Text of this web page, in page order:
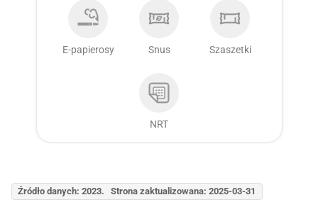
E-papierosy Snus Szaszetki
NRT
Źródło danych: 2023. Strona zaktualizowana: 2025-03-31